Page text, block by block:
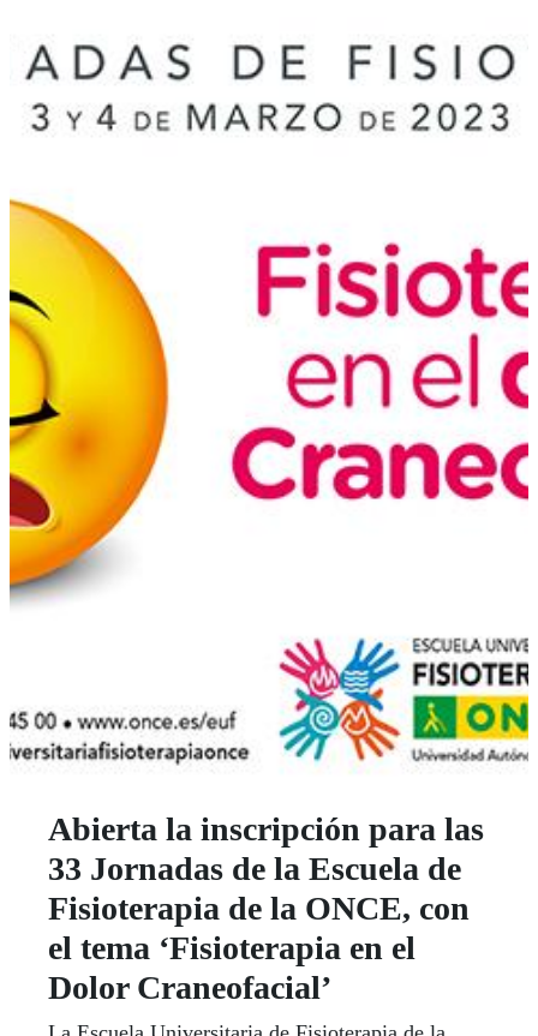
Boletín
Abierta la inscripción para las
33 Jornadas de la Escuela de
Fisioterapia de la ONCE, con
el tema ‘Fisioterapia en el
Dolor Craneofacial’